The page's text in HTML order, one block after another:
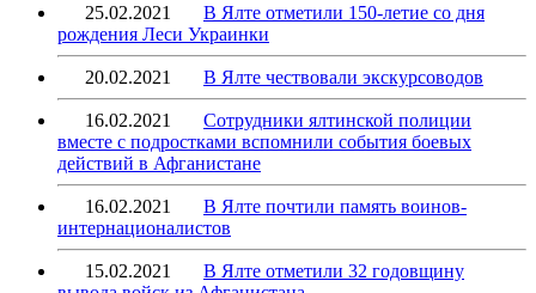
25.02.2021
В Ялте отметили 150-летие со дня
рождения Леси Украинки
20.02.2021 В Ялте чествовали экскурсоводов
16.02.2021
Сотрудники ялтинской полиции
вместе с подростками вспомнили события боевых
действий в Афганистане
16.02.2021
В Ялте почтили память воинов-
интернационалистов
15.02.2021
В Ялте отметили 32 годовщину